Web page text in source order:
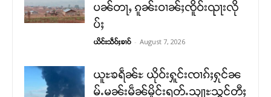
ပၼ်တႃႇ ၵူၼ်းဝၢၼ်ႈၸိူဝ်းၺႃးလို
ပ်ႈ
ယိင်းသဵဝ်ႈၶၢဝ် - August 7, 2026
ယူႊၶရဵၼ်ႊ ယိုဝ်းႁူင်းၸၢၵ်ႈႁုင်ၼ
မ်ႉမၼ်းမဵၼ်မိူင်းရတ်ႉသျႃႊသွင်တီႈ